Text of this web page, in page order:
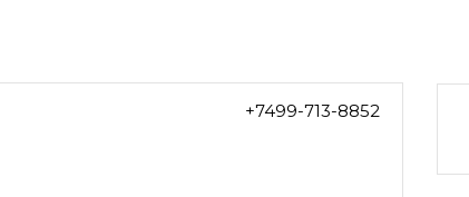
+7499-713-8852